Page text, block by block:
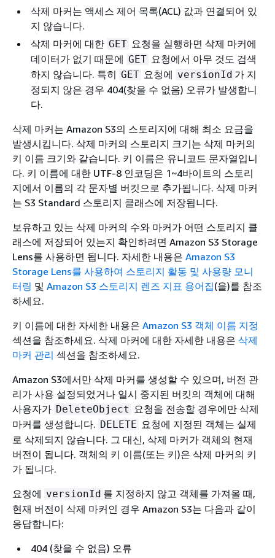
삭제 마커는 액세스 제어 목록(ACL) 값과 연결되어 있
지 않습니다.
삭제 마커에 대한 GET 요청을 실행하면 삭제 마커에
데이터가 없기 때문에 GET 요청에서 아무 것도 검색
하지 않습니다. 특히 GET 요청에 versionId 가 지
정되지 않은 경우 404(찾을 수 없음) 오류가 발생합니
다.
삭제 마커는 Amazon S3의 스토리지에 대해 최소 요금을
발생시킵니다. 삭제 마커의 스토리지 크기는 삭제 마커의
키 이름 크기와 같습니다. 키 이름은 유니코드 문자열입니
다. 키 이름에 대한 UTF-8 인코딩은 1~4바이트의 스토리
지에서 이름의 각 문자별 버킷으로 추가됩니다. 삭제 마커
는 S3 Standard 스토리지 클래스에 저장됩니다.
보유하고 있는 삭제 마커의 수와 마커가 어떤 스토리지 클
래스에 저장되어 있는지 확인하려면 Amazon S3 Storage
Lens를 사용하면 됩니다. 자세한 내용은 Amazon S3
Storage Lens를 사용하여 스토리지 활동 및 사용량 모니
터링 및 Amazon S3 스토리지 렌즈 지표 용어집(을)를 참조
하세요.
키 이름에 대한 자세한 내용은 Amazon S3 객체 이름 지정
섹션을 참조하세요. 삭제 마커에 대한 자세한 내용은 삭제
마커 관리 섹션을 참조하세요.
Amazon S3에서만 삭제 마커를 생성할 수 있으며, 버전 관
리가 사용 설정되었거나 일시 중지된 버킷의 객체에 대해
사용자가 DeleteObject 요청을 전송할 경우에만 삭제
마커를 생성합니다. DELETE 요청에 지정된 객체는 실제
로 삭제되지 않습니다. 그 대신, 삭제 마커가 객체의 현재
버전이 됩니다. 객체의 키 이름(또는 키)은 삭제 마커의 키
가 됩니다.
요청에 versionId 를 지정하지 않고 객체를 가져올 때,
현재 버전이 삭제 마커인 경우 Amazon S3는 다음과 같이
응답합니다:
404 (찾을 수 없음) 오류